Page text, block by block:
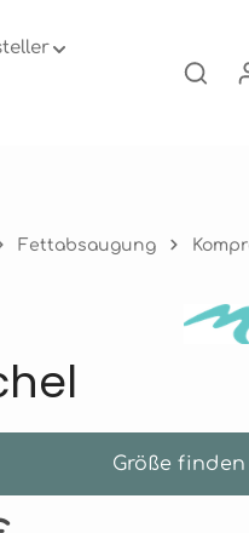
Fettabsaugung
Größe finden